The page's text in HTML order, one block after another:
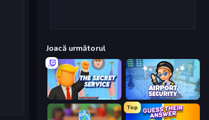
Joacă următorul
The Secret Service Airport Security
Top